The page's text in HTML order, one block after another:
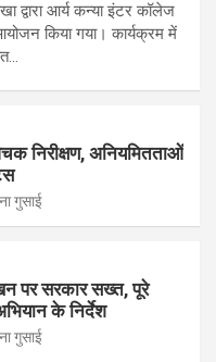
द्वारा आर्य कन्या इंटर कॉलेज
किया गया। कार्यक्रम में
निरीक्षण, अनियमितताओं
गुसाई
पर सरकार सख्त, पूरे
के निर्देश
गुसाई